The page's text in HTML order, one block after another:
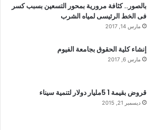
بالصور.. كثافة مرورية بمحور التسعين بسبب كسر
فى الخط الرئيسى لمياه الشرب
مارس 14, 2017
إنشاء كلية الحقوق بجامعة الفيوم
مارس 6, 2017
قروض بقيمة 1 5مليار دولار لتنمية سيناء
ديسمبر 21, 2015